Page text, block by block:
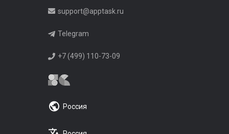
support@apptask.ru
Telegram
+7 (499) 110-73-09
Россия